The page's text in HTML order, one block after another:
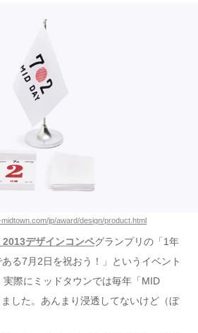
jp/award/design/product.html
デザインコンペグランプリの「1年
る7月2日を祝おう！」というイベント
実際にミッドタウンでは毎年「MID
した。あんまり浸透してないけど（ぼ